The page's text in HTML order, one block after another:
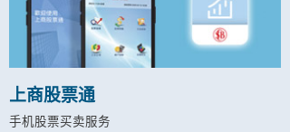
上商股票通
手机股票买卖服务